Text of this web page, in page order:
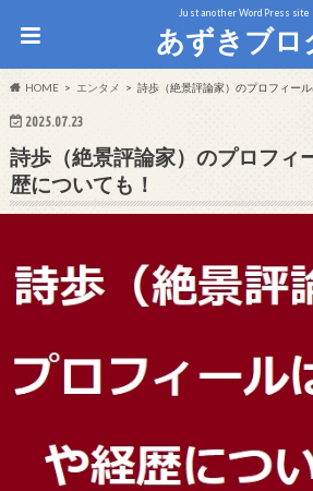
Just another WordPress site
あずきブロ
HOME エンタメ 詩歩（絶景評論家）のプロフィー
2025.07.23
詩歩（絶景評論家）のプロフィ
歴についても！